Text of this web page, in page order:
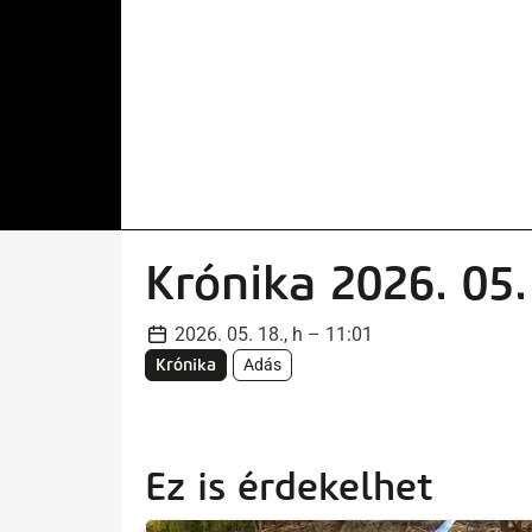
Krónika 2026.
2026. 05. 18., h – 11:01
Krónika Adás
Ez is érdekelhet